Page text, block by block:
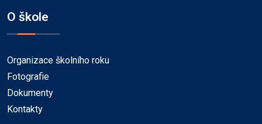
O škole
Organizace školního roku
Fotografie
Dokumenty
Kontakty